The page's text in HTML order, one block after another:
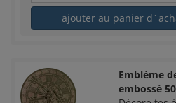
ajouter au panier
Emblème
embossé